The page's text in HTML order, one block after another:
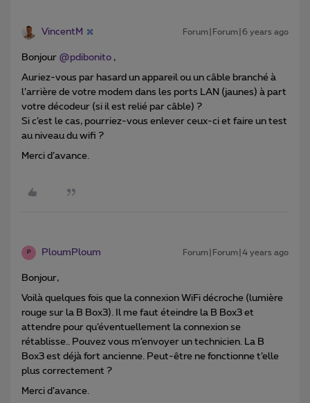
VincentM Forum|Forum|6 years ago
Bonjour @pdibonito ,
Auriez-vous par hasard un appareil ou un câble branché à
l’arrière de votre modem dans les ports LAN (jaunes) à part
votre décodeur (si il est relié par câble) ?
Si c’est le cas, pourriez-vous enlever ceux-ci et faire un test
au niveau du wifi ?
Merci d’avance.
P PloumPloum Forum|Forum|4 years ago
Bonjour,
Voilà quelques fois que la connexion WiFi décroche (lumière
rouge sur la B Box3). Il me faut éteindre la B Box3 et
attendre pour qu’éventuellement la connexion se
rétablisse.. Pouvez vous m’envoyer un technicien. La B
Box3 est déjà fort ancienne. Peut-être ne fonctionne t’elle
plus correctement ?
Merci d’avance.